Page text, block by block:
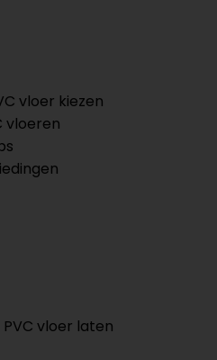
vloer kiezen
vloeren
vloer laten